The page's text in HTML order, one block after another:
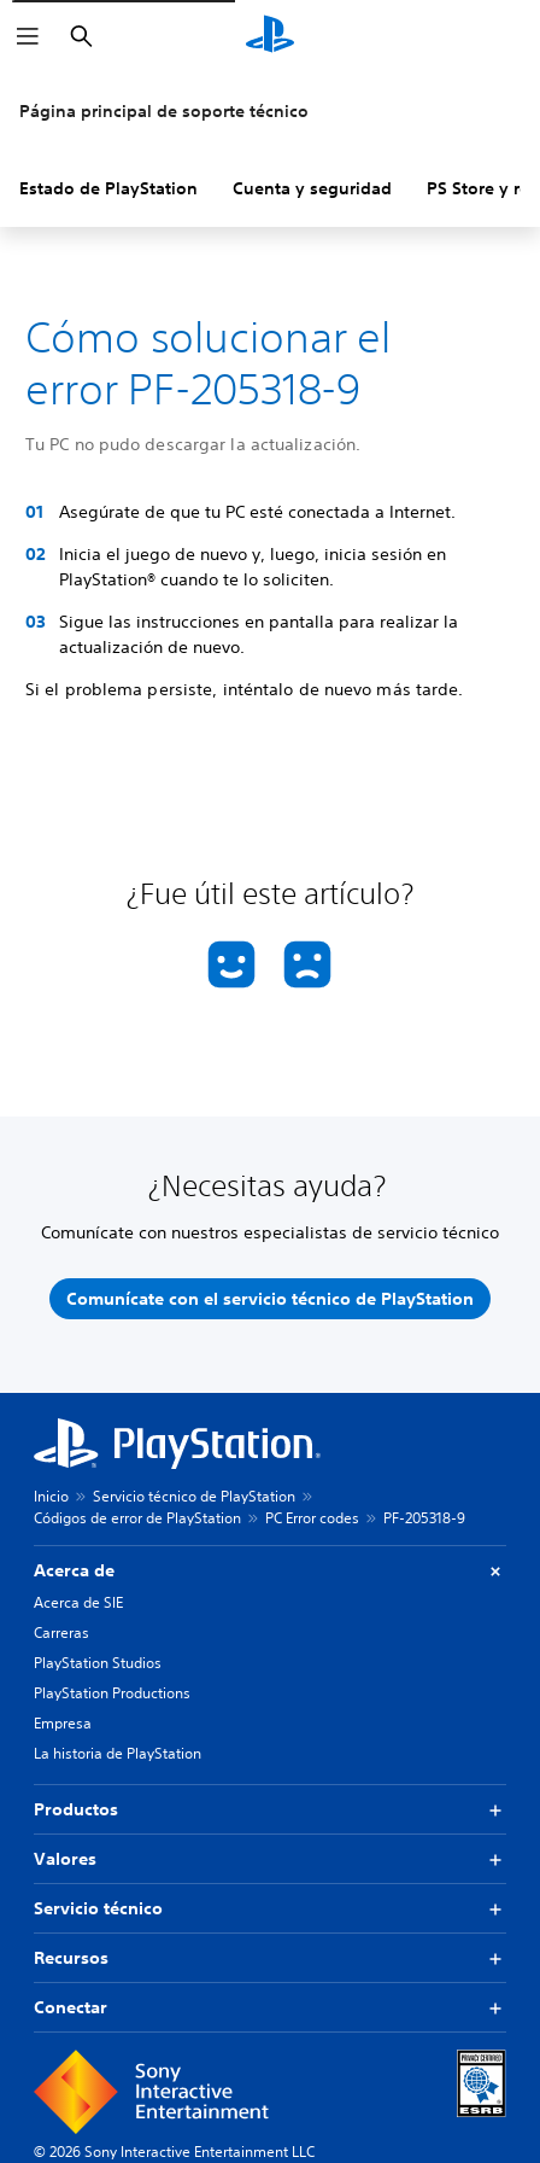
Buscar
Página principal de soporte técnico
Estado de PlayStation Cuenta y seguridad PS Store y
Cómo solucionar el
error PF-205318-9
Tu PC no pudo descargar la actualización.
Asegúrate de que tu PC esté conectada a Internet.
Inicia el juego de nuevo y, luego, inicia sesión en
PlayStation® cuando te lo soliciten.
Sigue las instrucciones en pantalla para realizar la
actualización de nuevo.
Si el problema persiste, inténtalo de nuevo más tarde.
¿Fue útil este artículo?
¿Necesitas ayuda?
Comunícate con nuestros especialistas de servicio técnico
Comunícate con el servicio técnico de PlayStation
Inicio
Servicio técnico de PlayStation
Códigos de error de PlayStation
PC Error codes PF-205318-9
Acerca de
Acerca de SIE
Carreras
PlayStation Studios
PlayStation Productions
Empresa
La historia de PlayStation
Productos
Valores
Servicio técnico
Recursos
Conectar
© 2026 Sony Interactive Entertainment LLC